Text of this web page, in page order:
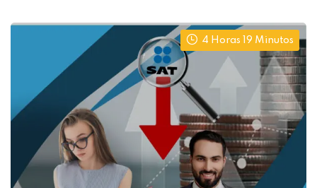
4 Horas 19 Minutos